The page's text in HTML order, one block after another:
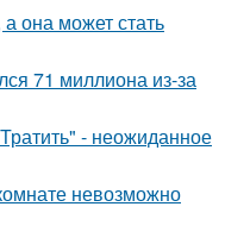
она может стать
71 миллиона из-за
- неожиданное
невозможно